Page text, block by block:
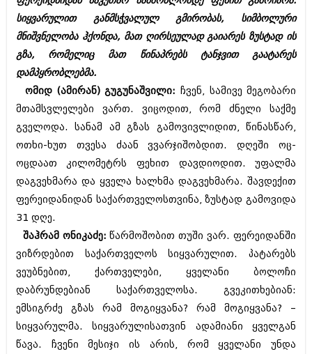
კულინარია
ავტორჩევები
ბელადები
ბიზნესსიახლეები
გვარები
თემიდას სასწორი
იუმორი
კალეიდოსკოპი
ჰოროსკოპი და შეუცნობელი
რომანი და დეტექტივი
სახალისო ამბები
შოუბიზნესი
დაიჯესტი
ბიზნესსიახლეები
გვარები
თემიდას სასწორი
იუმორი
კალეიდოსკოპი
ჰოროსკოპი და შეუცნობელი
კრიმინალი
რომანი და დეტექტივი
სახალისო ამბები
შოუბიზნესი
დაიჯესტი
ქალი და მამაკაცი
ისტორია
სიყვარულით განმსჭვალულ გმირობას, სიმბოლური
მნიშვნელობა ჰქონდა, მათ ღირსეულად გაიარეს ზუსტად ის
გზა, რომელიც მათ წინაპრებს ტანჯვით გაატარეს
დამპყრობლებმა.
ომიდ (ამირან) გუგუნაშვილი: ჩვენ, სამივე მეგობარი
მთამსვლელები ვართ. ვიცოდით, რომ ძნელი საქმე
გველოდა. სანამ ამ გზას გამოვივლიდით, წინასწარ,
ოთხი-ხუთ თვესა ძაან ვვარჯიშობდით. დღეში ოც-
ოცდაათ კილომეტრს ფეხით დავდიოდით. უფალმა
დაგვეხმარა და ყველა ხალხმა დაგვეხმარა. შავდექით
ფერეიდანიდან საქართველოსთვინა, ზუსტად გამოვიდა
31 დღე.
შაჰრამ ონიკაძე: წარმოშობით თუში ვარ. ფერეიდანში
ვიზრდებით საქართველოს სიყვარულით. პატარებს
ვეუბნებით, ქართველები, ყველანი ბოლოჩი
დაბრუნდებიან საქართველოსა. გვეკითხებიან:
ემსიგრძე გზას რამ მოგიყვანა? რამ მოგიყვანა? –
სიყვარულმა. სიყვარულისათვინ ადამიანი ყველგან
წავა. ჩვენი მესიჯი ის არის, რომ ყველანი უნდა